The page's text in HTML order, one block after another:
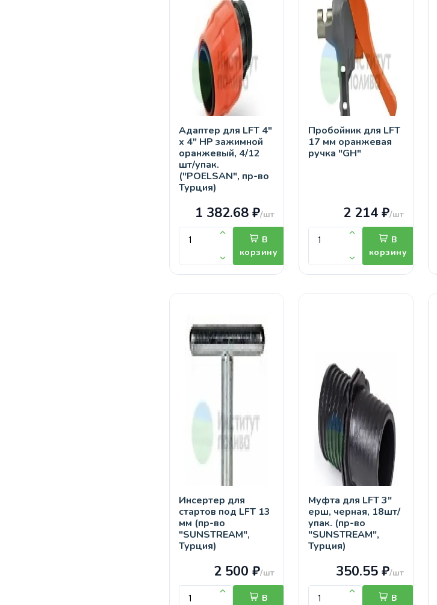
Адаптер для LFT 4"
х 4" НР зажимной
оранжевый, 4/12
шт/упак.
("POELSAN", пр-во
Турция)
1 382.68 ₽/шт
В
корзину
Пробойник для LFT
17 мм оранжевая
ручка "GH"
2 214 ₽/шт
В
корзину
Инсертер для
стартов под LFT 13
мм (пр-во
"SUNSTREAM",
Турция)
2 500 ₽/шт
В
Муфта для LFT 3"
ерш, черная, 18шт/
упак. (пр-во
"SUNSTREAM",
Турция)
350.55 ₽/шт
В